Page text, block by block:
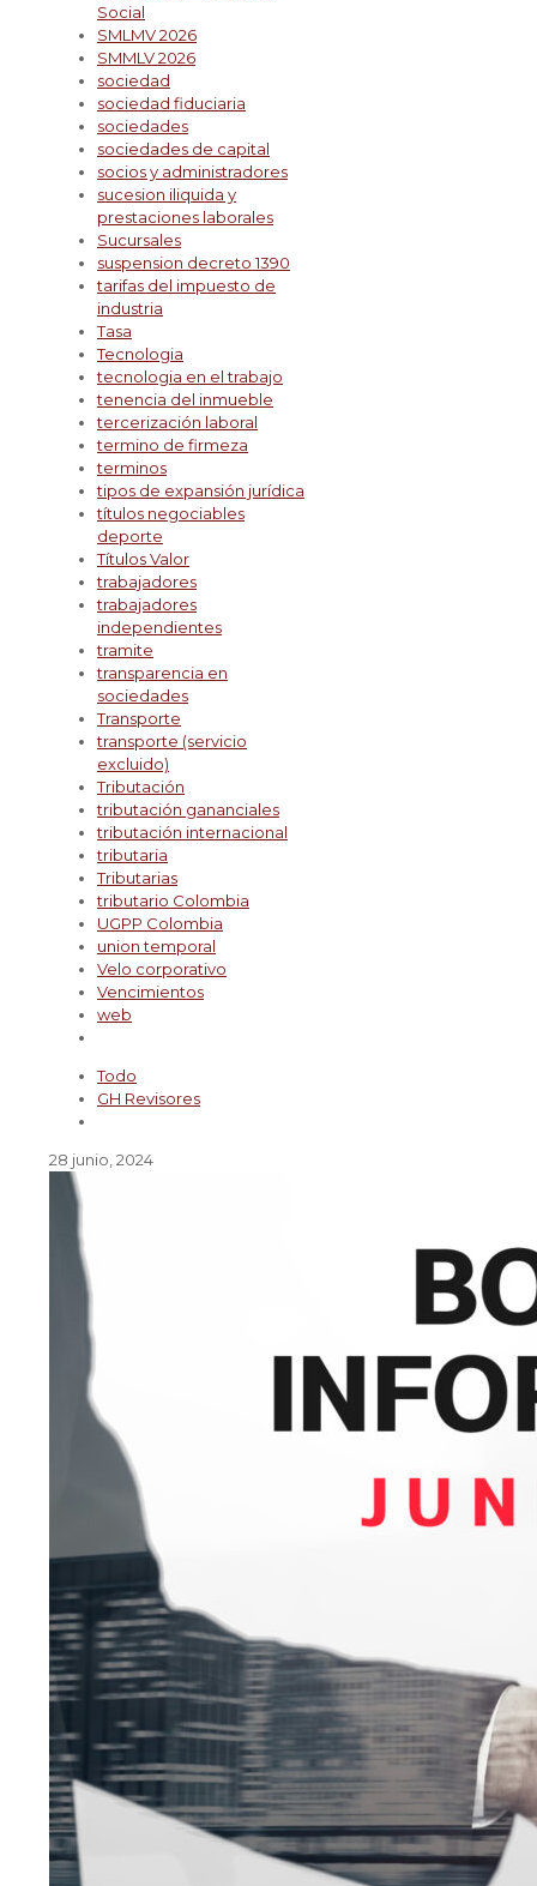
Social
SMLMV 2026
SMMLV 2026
sociedad
sociedad fiduciaria
sociedades
sociedades de capital
socios y administradores
sucesion iliquida y
prestaciones laborales
Sucursales
suspension decreto 1390
tarifas del impuesto de
industria
Tasa
Tecnologia
tecnologia en el trabajo
tenencia del inmueble
tercerización laboral
termino de firmeza
terminos
tipos de expansión jurídica
títulos negociables
deporte
Títulos Valor
trabajadores
trabajadores
independientes
tramite
transparencia en
sociedades
Transporte
transporte (servicio
excluido)
Tributación
tributación gananciales
tributación internacional
tributaria
Tributarias
tributario Colombia
UGPP Colombia
union temporal
Velo corporativo
Vencimientos
web
Todo
GH Revisores
28 junio, 2024